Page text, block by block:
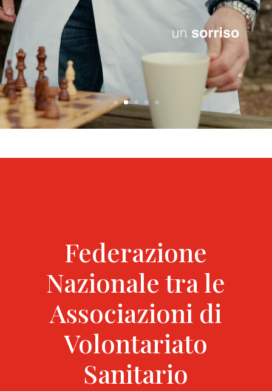
Federazione
Nazionale tra le
Associazioni di
Volontariato
Sanitario